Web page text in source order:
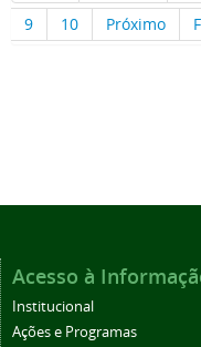
9
10 Próximo
Acesso à
Institucional
Ações e Programas